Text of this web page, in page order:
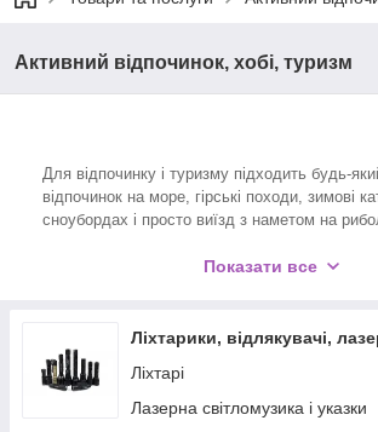
Активний відпочинок, хобі, туризм
Для відпочинку і туризму підходить будь-
відпочинок на море, гірські походи, зимові
сноубордах і просто виїзд з наметом на
використовуються різні види льодового
Показати все
Ліхтарики, відлякувачі,
Ліхтарі
Лазерна світломузика і указки